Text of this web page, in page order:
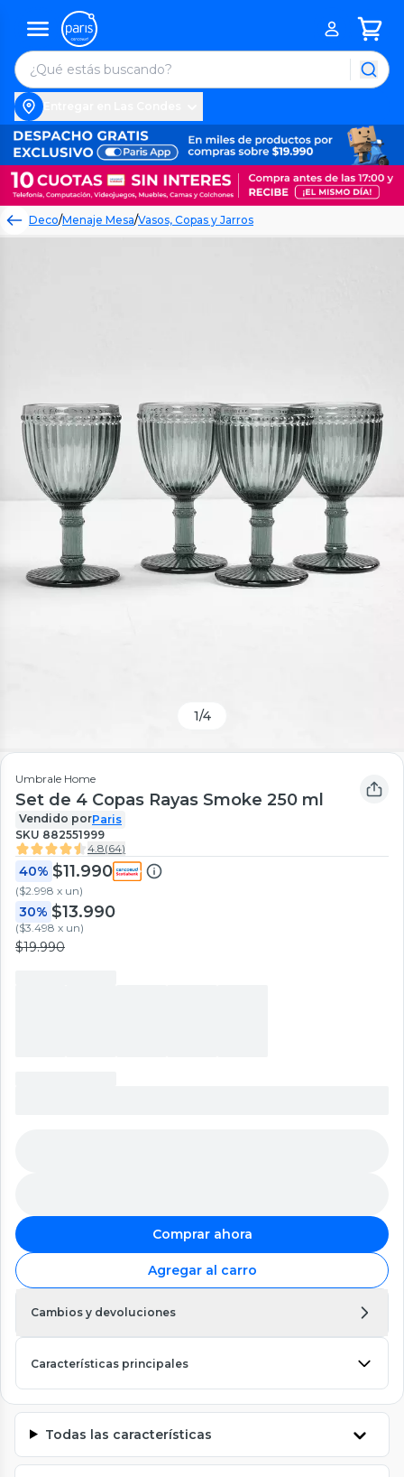
Deco/Menaje Mesa/Vasos, Copas y Jarros
1/4
Umbrale Home
Set de 4 Copas Rayas Smoke 250 ml
Vendido porParis
SKU 882551999
4.8(64)
40% $11.990
($2.998 x un)
30% $13.990
($3.498 x un)
$19.990
Comprar ahora
Agregar al carro
Cambios y devoluciones
Características principales
Todas las características